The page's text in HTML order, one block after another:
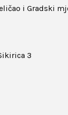
i Gradski